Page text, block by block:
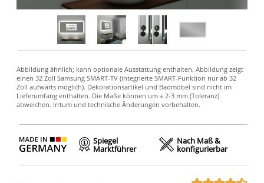
Spiegel
Marktführer
Nach Maß &
konfigurierbar